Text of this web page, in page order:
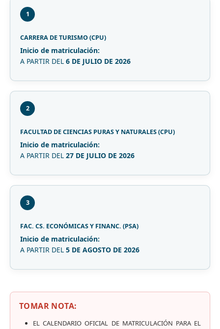
1
CARRERA DE TURISMO (CPU)
Inicio de matriculación:
A PARTIR DEL 6 DE JULIO DE 2026
2
FACULTAD DE CIENCIAS PURAS Y NATURALES (CPU)
Inicio de matriculación:
A PARTIR DEL 27 DE JULIO DE 2026
3
FAC. CS. ECONÓMICAS Y FINANC. (PSA)
Inicio de matriculación:
A PARTIR DEL 5 DE AGOSTO DE 2026
TOMAR NOTA:
EL CALENDARIO OFICIAL DE MATRICULACIÓN PARA EL